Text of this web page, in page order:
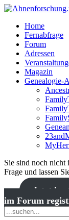
Home
Fernabfrage
Forum
Adressen
Magazin
Genealogie-
Sie sind noch nicht
Frage und lassen
Jetzt
im Forum